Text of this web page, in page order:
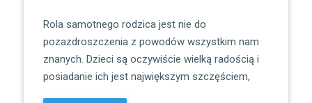
Rola samotnego rodzica jest nie do
pozazdroszczenia z powodów wszystkim nam
znanych. Dzieci są oczywiście wielką radością i
posiadanie ich jest największym szczęściem,